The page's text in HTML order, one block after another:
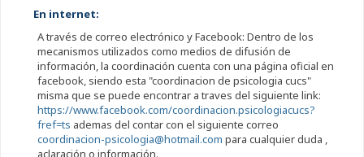
En internet:
A través de correo electrónico y Facebook: Dentro de los
mecanismos utilizados como medios de difusión de
información, la coordinación cuenta con una página oficial en
facebook, siendo esta "coordinacion de psicologia cucs"
misma que se puede encontrar a traves del siguiente link:
https://www.facebook.com/coordinacion.psicologiacucs?
fref=ts ademas del contar con el siguiente correo
coordinacion-psicologia@hotmail.com para cualquier duda ,
aclaración o información.